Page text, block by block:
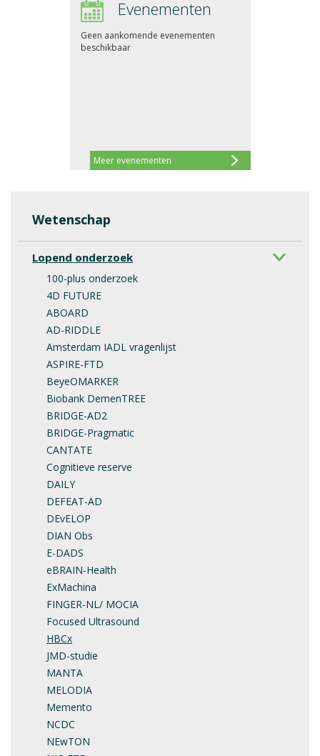
Wetenschap
Lopend onderzoek
100-plus onderzoek
4D FUTURE
ABOARD
AD-RIDDLE
Amsterdam IADL vragenlijst
ASPIRE-FTD
BeyeOMARKER
Biobank DemenTREE
BRIDGE-AD2
BRIDGE-Pragmatic
CANTATE
Cognitieve reserve
DAILY
DEFEAT-AD
DEvELOP
DIAN Obs
E-DADS
eBRAIN-Health
ExMachina
FINGER-NL/ MOCIA
Focused Ultrasound
HBCx
JMD-studie
MANTA
MELODIA
Memento
NCDC
NEwTON
Evenementen
Meer evenementen
Geen aankomende evenementen
beschikbaar